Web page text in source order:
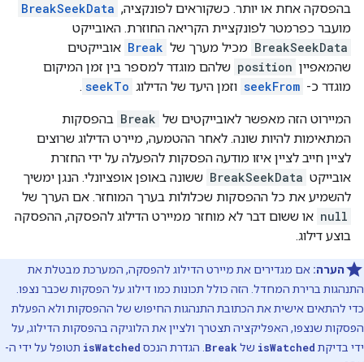
בהפסקה אחת או יותר. כשקוראים לפונקציה, BreakSeekData
מועבר כפרמטר לפונקציית הקריאה החוזרת. האובייקט
BreakSeekData מכיל מערך של Break אובייקטים
שהמאפיין position שלהם מוגדר למספר בין זמן המיקום
מוגדר כ- seekFrom וזמן היעד של הדילוג seekTo
.
המיירוט הזה מאפשר לאובייקטים של Break בהפסקות
המתאימות להיות שונה. לאחר ההטמעה, מיירט הדילוג שרוצים
לציין חייב לציין איזו מודעה הפסקות להפעלה על ידי החזרת
אובייקט BreakSeekData ששונה באופן אופציונלי. הנגן ימשיך
להשמיע את כל ההפסקות שכלולות בערך המוחזר. אם הערך של
null או ששום דבר לא מוחזר ממיירט הדילוג להפסקה, ההפסקה
בוצע דילוג.
הערה: אם מגדירים את מיירט הדילוג להפסקה, המערכת מבטלת את
התנהגות ברירת המחדל. הזה כולל תכונות כמו דילוג על הפסקות שכבר נצפו.
כדי להתאים אישית את הכתובת התנהגות החיפוש של ההפסקות ולא הפעלת
הפסקות שנצפו, האפליקציה תצטרך ולציין את הלוגיקה בהפסקות הדילוג, על
ידי בדיקת isWatched של Break . הגדרת הנכס isWatched תטופל על ידי ה-